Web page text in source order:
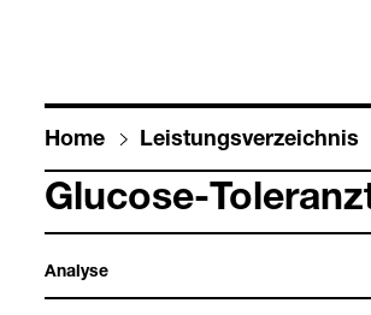
Home Leis­tungs­ver­zeich­nis
Glu­cose-​
Ana­lyse